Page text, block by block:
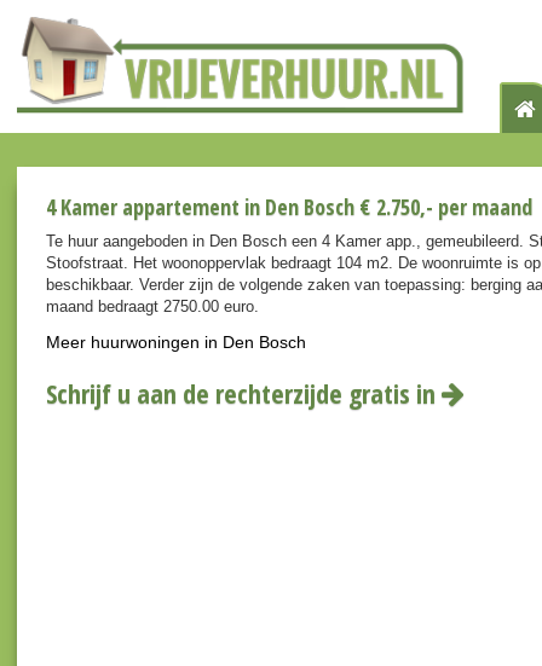
4 Kamer appartement in Den Bosch € 2.750,- per maand
Te huur aangeboden in Den Bosch een 4 Kamer app., gemeubileerd.
Stoofstraat. Het woonoppervlak bedraagt 104 m2. De woonruimte is
beschikbaar. Verder zijn de volgende zaken van toepassing: berging
maand bedraagt 2750.00 euro.
Meer huurwoningen in Den Bosch
Schrijf u aan de rechterzijde gratis in